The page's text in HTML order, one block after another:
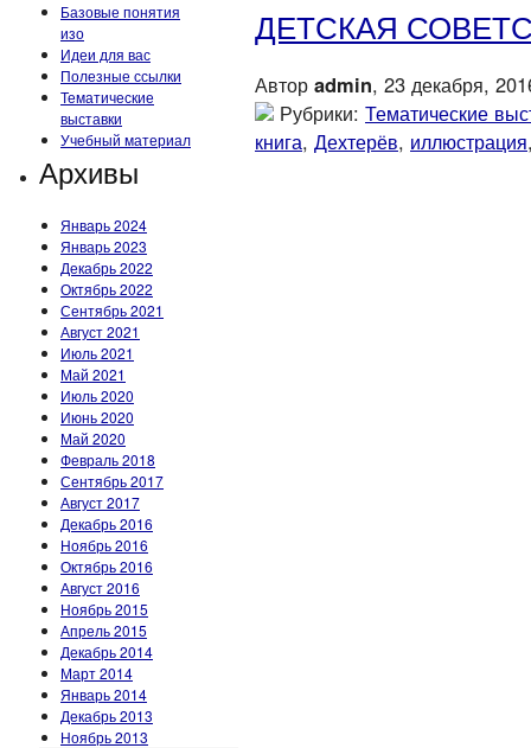
Базовые понятия
изо
Идеи для вас
Полезные ссылки
Тематические
выставки
Учебный материал
Архивы
Январь 2024
Январь 2023
Декабрь 2022
Октябрь 2022
Сентябрь 2021
Август 2021
Июль 2021
Май 2021
Июль 2020
Июнь 2020
Май 2020
Февраль 2018
Сентябрь 2017
Август 2017
Декабрь 2016
Ноябрь 2016
Октябрь 2016
Август 2016
Ноябрь 2015
Апрель 2015
Декабрь 2014
Март 2014
Январь 2014
Декабрь 2013
Ноябрь 2013
ДЕТСКАЯ
Автор admin, 23 декабря,
Рубрики: Тематические
книга, Дехтерёв, иллюстрация